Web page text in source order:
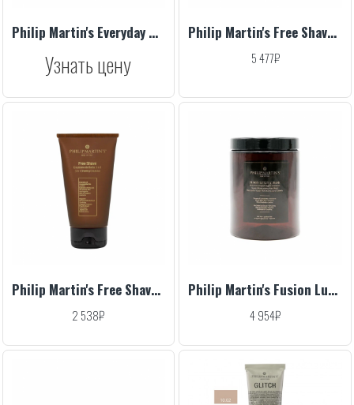
Philip Martin's Everyday Wash, 320 ml
Узнать цену
Philip Martin's Free Shave 3 in 1, 200 ml
5 477₽
Philip Martin's Free Shave 3 in 1, 75 ml
2 538₽
Philip Martin's Fusion Luxury Mask, 1000 ml
4 954₽